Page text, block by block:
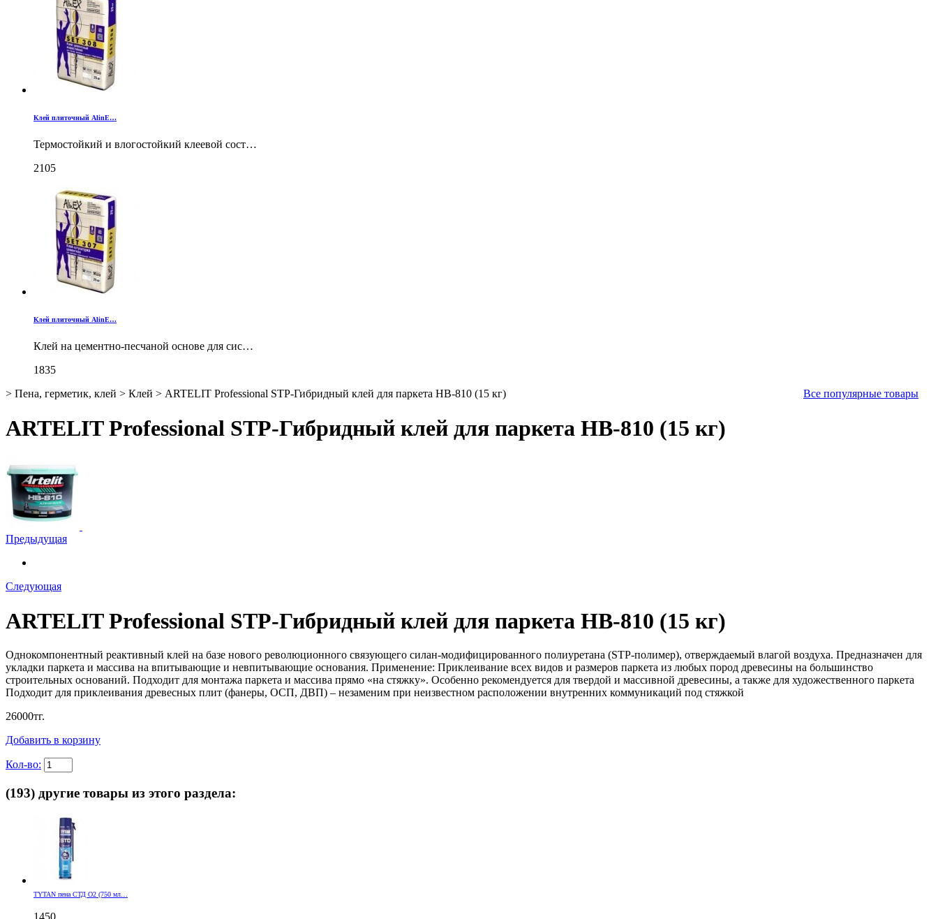
Клей плиточный AlinE…
Термостойкий и влогостойкий клеевой сост…
2105
Клей плиточный AlinE…
Клей на цементно-песчаной основе для сис…
1835
Все популярные товары
> Пена, герметик, клей > Клей > ARTELIT Professional STP-Гибридный клей для паркета HB-810 (15 кг)
ARTELIT Professional STP-Гибридный клей для паркета HB-810 (15 кг)
Предыдущая
Следующая
ARTELIT Professional STP-Гибридный клей для паркета HB-810 (15 кг)
Однокомпонентный реактивный клей на базе нового революционного связующего силан-модифицированного полиуретана (STP-полимер), отверждаемый влагой воздуха. Предназначен для
укладки паркета и массива на впитывающие и невпитывающие основания. Применение: Приклеивание всех видов и размеров паркета из любых пород древесины на большинство
строительных оснований. Подходит для монтажа паркета и массива прямо «на стяжку». Особенно рекомендуется для твердой и массивной древесины, а также для художественного паркета
Подходит для приклеивания древесных плит (фанеры, ОСП, ДВП) – незаменим при неизвестном расположении внутренних коммуникаций под стяжкой
26000тг.
Добавить в корзину
Кол-во:
(193) другие товары из этого раздела:
TYTAN пена СТД О2 (750 мл…
1450